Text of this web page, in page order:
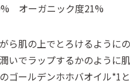
オーガニック度21%
ら肌の上でとろけるように
いでラップするかのように
ゴールデンホホバオイル*1